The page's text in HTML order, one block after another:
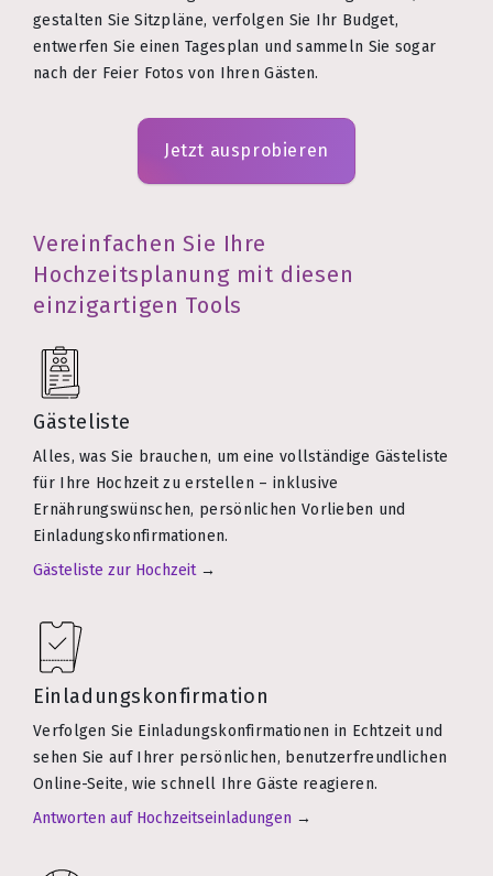
gestalten Sie Sitzpläne, verfolgen Sie Ihr Budget,
entwerfen Sie einen Tagesplan und sammeln Sie sogar
nach der Feier Fotos von Ihren Gästen.
Jetzt ausprobieren
Vereinfachen Sie Ihre
Hochzeitsplanung mit diesen
einzigartigen Tools
Gästeliste
Alles, was Sie brauchen, um eine vollständige Gästeliste
für Ihre Hochzeit zu erstellen – inklusive
Ernährungswünschen, persönlichen Vorlieben und
Einladungskonfirmationen.
Gästeliste zur Hochzeit →
Einladungskonfirmation
Verfolgen Sie Einladungskonfirmationen in Echtzeit und
sehen Sie auf Ihrer persönlichen, benutzerfreundlichen
Online-Seite, wie schnell Ihre Gäste reagieren.
Antworten auf Hochzeitseinladungen →